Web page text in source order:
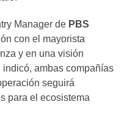
Manager de PBS
con el mayorista
y en una visión
ambas compañías
seguirá
para el ecosistema